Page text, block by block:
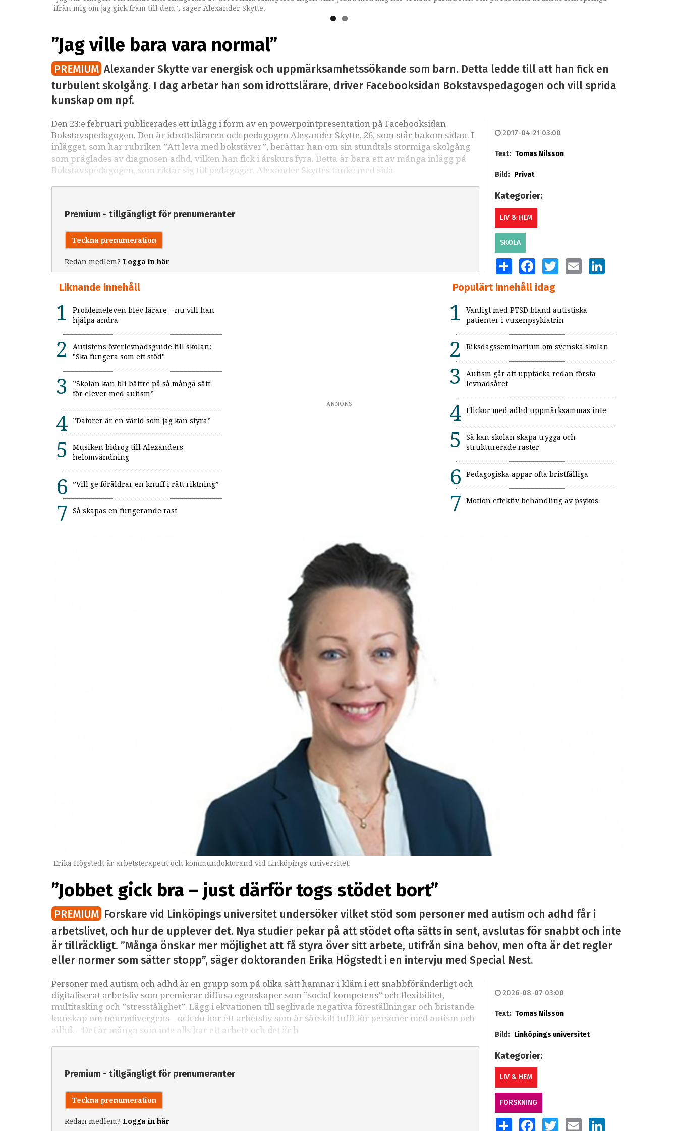
ifrån mig om jag gick fram till dem", säger Alexander Skytte.
”Jag ville bara vara normal”
PREMIUM Alexander Skytte var energisk och uppmärksamhetssökande som barn. Detta ledde till att han fick en
turbulent skolgång. I dag arbetar han som idrottslärare, driver Facebooksidan Bokstavspedagogen och vill sprida
kunskap om npf.
Den 23:e februari publicerades ett inlägg i form av en powerpointpresentation på Facebooksidan
Bokstavspedagogen. Den är idrottsläraren och pedagogen Alexander Skytte, 26, som står bakom sidan. I
inlägget, som har rubriken ”Att leva med bokstäver”, berättar han om sin stundtals stormiga skolgång
som präglades av diagnosen adhd, vilken han fick i årskurs fyra. Detta är bara ett av många inlägg på
Bokstavspedagogen, som riktar sig till pedagoger. Alexander Skyttes tanke med sida
Premium - tillgängligt för prenumeranter
Teckna prenumeration
Redan medlem? Logga in här
2017-04-21 03:00
Text: Tomas Nilsson
Bild: Privat
Kategorier:
LIV & HEM
SKOLA
SHARE FACEBOOKTWITTEREMAIL LINKEDIN
Liknande innehåll
Problemeleven blev lärare – nu vill han
hjälpa andra
Autistens överlevnadsguide till skolan:
"Ska fungera som ett stöd"
”Skolan kan bli bättre på så många sätt
för elever med autism”
”Datorer är en värld som jag kan styra”
Musiken bidrog till Alexanders
helomvändning
”Vill ge föräldrar en knuff i rätt riktning”
Så skapas en fungerande rast
ANNONS
Populärt innehåll idag
Vanligt med PTSD bland autistiska
patienter i vuxenpsykiatrin
Riksdagsseminarium om svenska skolan
Autism går att upptäcka redan första
levnadsåret
Flickor med adhd uppmärksammas inte
Så kan skolan skapa trygga och
strukturerade raster
Pedagogiska appar ofta bristfälliga
Motion effektiv behandling av psykos
Erika Högstedt är arbetsterapeut och kommundoktorand vid Linköpings universitet.
”Jobbet gick bra – just därför togs stödet bort”
PREMIUM Forskare vid Linköpings universitet undersöker vilket stöd som personer med autism och adhd får i
arbetslivet, och hur de upplever det. Nya studier pekar på att stödet ofta sätts in sent, avslutas för snabbt och inte
är tillräckligt. ”Många önskar mer möjlighet att få styra över sitt arbete, utifrån sina behov, men ofta är det regler
eller normer som sätter stopp”, säger doktoranden Erika Högstedt i en intervju med Special Nest.
Personer med autism och adhd är en grupp som på olika sätt hamnar i kläm i ett snabbföränderligt och
digitaliserat arbetsliv som premierar diffusa egenskaper som ”social kompetens” och flexibilitet,
multitasking och ”stresstålighet”. Lägg i ekvationen till seglivade negativa föreställningar och bristande
kunskap om neurodivergens – och du har ett arbetsliv som är särskilt tufft för personer med autism och
adhd. – Det är många som inte alls har ett arbete och det är h
Premium - tillgängligt för prenumeranter
Teckna prenumeration
Redan medlem? Logga in här
2026-08-07 03:00
Text: Tomas Nilsson
Bild: Linköpings universitet
Kategorier:
LIV & HEM
FORSKNING
SHARE FACEBOOKTWITTEREMAIL LINKEDIN